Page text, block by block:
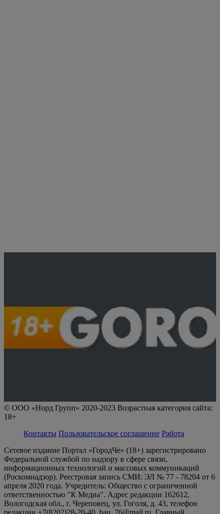
© ООО «Норд Групп» 2020-2023 Возрастная категория сайта:
18+
Контакты Пользовательское соглашение Работа
Сетевое издание Портал «ГородЧе» (18+) зарегистрировано
Федеральной службой по надзору в сфере связи,
информационных технологий и массовых коммуникаций
(Роскомнадзор). Реестровая запись СМИ: ЭЛ № 77 - 78204 от 6
апреля 2020 года. Учредитель: Общество с ограниченной
ответственностью "К Медиа". Адрес редакции 162612,
Вологодская обл., г. Череповец, ул. Гоголя, д. 43, телефон
редакции +7(8202)28-20-40, bau_76@mail.ru. Главный